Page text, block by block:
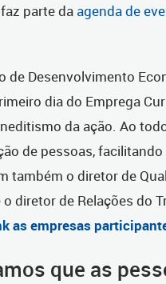
parte da agenda de
de Desenvolvimento
dia do Emprega
da ação. Ao
de pessoas,
também o diretor de
o diretor de Relações do
as empresas
que as